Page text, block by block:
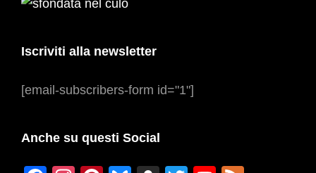
Iscriviti alla newsletter
[email-subscribers-form id="1"]
Anche su questi Social